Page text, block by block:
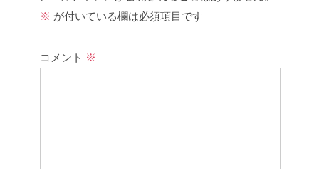
※ が付いている欄は必須項目です
コメント ※